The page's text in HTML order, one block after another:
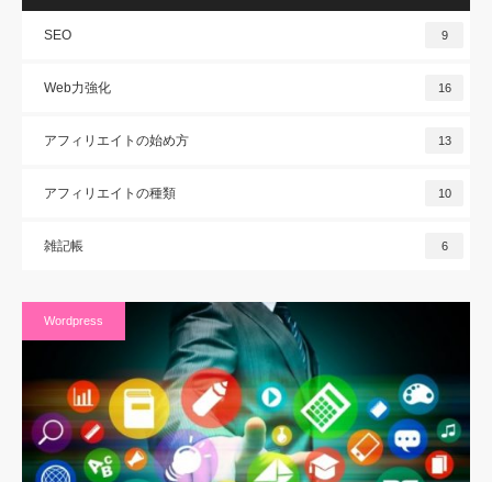
SEO 9
Web力強化 16
アフィリエイトの始め方 13
アフィリエイトの種類 10
雑記帳 6
Wordpress